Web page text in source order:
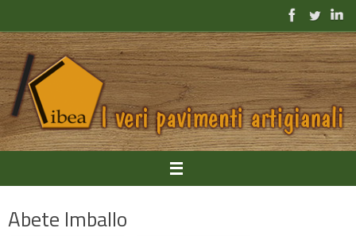
contenuto
Abete Imballo